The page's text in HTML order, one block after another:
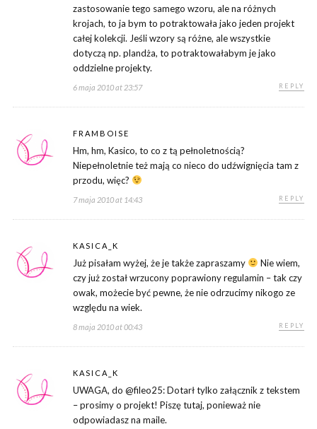
zastosowanie tego samego wzoru, ale na różnych
krojach, to ja bym to potraktowała jako jeden projekt
całej kolekcji. Jeśli wzory są różne, ale wszystkie
dotyczą np. plandża, to potraktowałabym je jako
oddzielne projekty.
6 maja 2010 at 23:57 REPLY
FRAMBOISE
Hm, hm, Kasico, to co z tą pełnoletnością?
Niepełnoletnie też mają co nieco do udźwignięcia tam z
przodu, więc?
7 maja 2010 at 14:43 REPLY
KASICA_K
Już pisałam wyżej, że je także zapraszamy
Nie wiem,
czy już został wrzucony poprawiony regulamin – tak czy
owak, możecie być pewne, że nie odrzucimy nikogo ze
względu na wiek.
8 maja 2010 at 00:43 REPLY
KASICA_K
UWAGA, do @fileo25: Dotarł tylko załącznik z tekstem
– prosimy o projekt! Piszę tutaj, ponieważ nie
odpowiadasz na maile.